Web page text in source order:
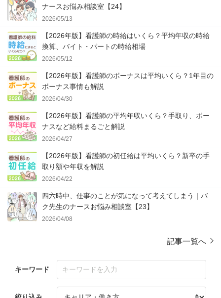
ナースお悩み相談室【24】
2026/05/13
【2026年版】看護師の時給はいくら？平均年収の時給
換算、バイト・パートの時給相場
2026/05/12
【2026年版】看護師のボーナスは平均いくら？1年目の
ボーナス事情も解説
2026/04/30
【2026年版】看護師の平均年収いくら？手取り、ボー
ナスなど給料まるごと解説
2026/04/27
【2026年版】看護師の初任給は平均いくら？新卒の手
取り額や年収を解説
2026/04/22
四六時中、仕事のことが気になって考えてしまう｜バ
ク先生のナースお悩み相談室【23】
2026/04/08
記事一覧へ
キーワード